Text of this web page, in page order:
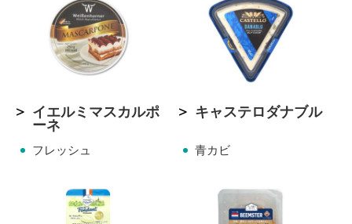
イエルミマスカルポ
ーネ
フレッシュ
キャステロダナブル
青カビ